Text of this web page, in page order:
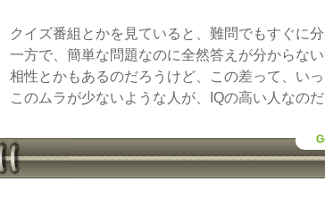
クイズ番組とかを見ていると、難問でもすぐに分
一方で、簡単な問題なのに全然答えが分からない
相性とかもあるのだろうけど、この差って、いっ
このムラが少ないような人が、IQの高い人なのだ